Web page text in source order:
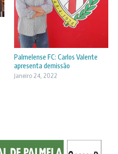
Palmelense FC: Carlos Valente
apresenta demissão
Janeiro 24, 2022